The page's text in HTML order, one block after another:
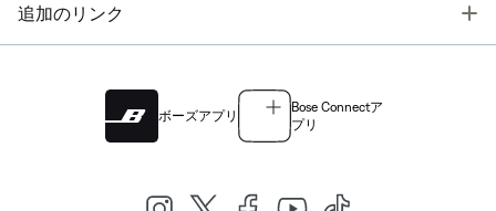
追加のリンク
ボーズアプリ
Bose Connectア
プリ